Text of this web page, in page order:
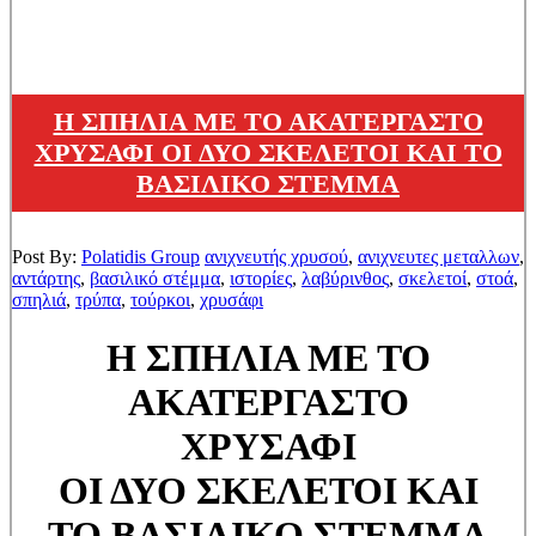
Η ΣΠΗΛΙΑ ΜΕ ΤΟ ΑΚΑΤΕΡΓΑΣΤΟ
ΧΡΥΣΑΦΙ ΟΙ ΔΥΟ ΣΚΕΛΕΤΟΙ ΚΑΙ ΤΟ
ΒΑΣΙΛΙΚΟ ΣΤΕΜΜΑ
Post By: Polatidis Group ανιχνευτής χρυσού, ανιχνευτες μεταλλων,
αντάρτης, βασιλικό στέμμα, ιστορίες, λαβύρινθος, σκελετοί, στοά,
σπηλιά, τρύπα, τούρκοι, χρυσάφι
Η ΣΠΗΛΙΑ ΜΕ ΤΟ
ΑΚΑΤΕΡΓΑΣΤΟ
ΧΡΥΣΑΦΙ
ΟΙ ΔΥΟ ΣΚΕΛΕΤΟΙ ΚΑΙ